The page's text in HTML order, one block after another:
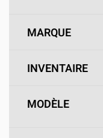
MARQUE
INVENTAIRE
MODÈLE